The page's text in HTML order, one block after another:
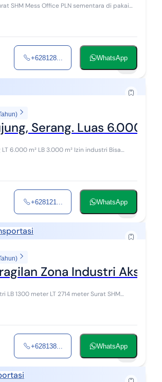
+628128... WhatsApp
Serang. Luas 6.000 M²
6.000 m² LB 3.000 m² Izin industri Bisa
+628121... WhatsApp
Zona Industri Akses
1300 meter LT 2714 meter Surat SHM
+628138... WhatsApp